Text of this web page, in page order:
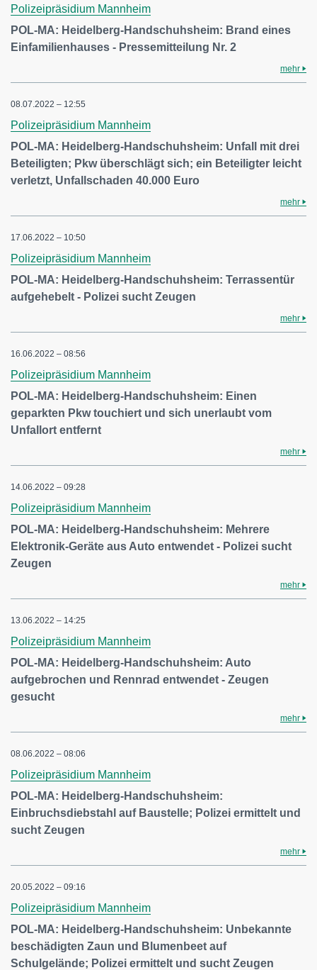
Polizeipräsidium Mannheim
POL-MA: Heidelberg-Handschuhsheim: Brand eines
Einfamilienhauses - Pressemitteilung Nr. 2
mehr
08.07.2022 – 12:55
Polizeipräsidium Mannheim
POL-MA: Heidelberg-Handschuhsheim: Unfall mit drei
Beteiligten; Pkw überschlägt sich; ein Beteiligter leicht
verletzt, Unfallschaden 40.000 Euro
mehr
17.06.2022 – 10:50
Polizeipräsidium Mannheim
POL-MA: Heidelberg-Handschuhsheim: Terrassentür
aufgehebelt - Polizei sucht Zeugen
mehr
16.06.2022 – 08:56
Polizeipräsidium Mannheim
POL-MA: Heidelberg-Handschuhsheim: Einen
geparkten Pkw touchiert und sich unerlaubt vom
Unfallort entfernt
mehr
14.06.2022 – 09:28
Polizeipräsidium Mannheim
POL-MA: Heidelberg-Handschuhsheim: Mehrere
Elektronik-Geräte aus Auto entwendet - Polizei sucht
Zeugen
mehr
13.06.2022 – 14:25
Polizeipräsidium Mannheim
POL-MA: Heidelberg-Handschuhsheim: Auto
aufgebrochen und Rennrad entwendet - Zeugen
gesucht
mehr
08.06.2022 – 08:06
Polizeipräsidium Mannheim
POL-MA: Heidelberg-Handschuhsheim:
Einbruchsdiebstahl auf Baustelle; Polizei ermittelt und
sucht Zeugen
mehr
20.05.2022 – 09:16
Polizeipräsidium Mannheim
POL-MA: Heidelberg-Handschuhsheim: Unbekannte
beschädigten Zaun und Blumenbeet auf
Schulgelände; Polizei ermittelt und sucht Zeugen